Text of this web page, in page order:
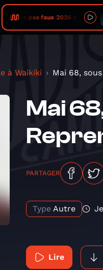
pas faux 2026 08 06 Le green
à Waikiki Mai 68,
Mai
PARTAGER
Type Autre
Lire